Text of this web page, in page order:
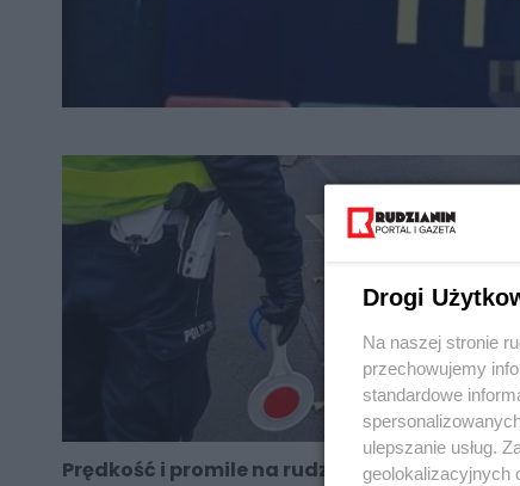
Prędkość i promile na rudzkich drogach
Drogi
Na naszej stronie
przechowujemy
standardowe
ulepszanie usług.
geolokalizacyjnych